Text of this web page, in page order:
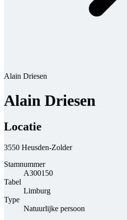
Alain Driesen
Alain Driesen
Locatie
3550 Heusden-Zolder
Stamnummer
A300150
Tabel
Limburg
Type
Natuurlijke persoon